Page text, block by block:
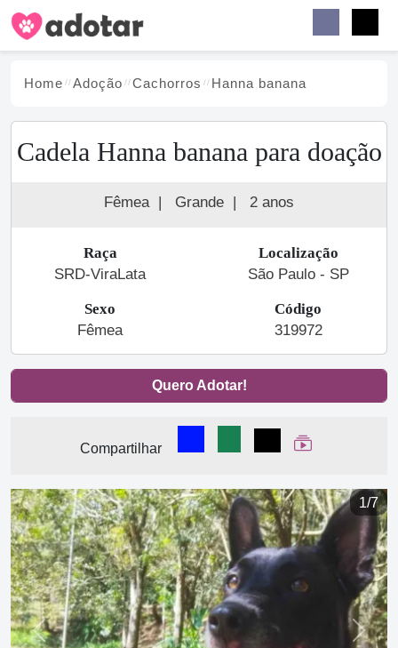
Home Adoção Cachorros Hanna banana
Cadela Hanna banana para doação
Fêmea | Grande | 2 anos
Raça
SRD-ViraLata
Localização
São Paulo - SP
Sexo
Fêmea
Código
319972
Quero Adotar!
Compartilhar
Compartilhar no Facebook
Compartilhar no
Compartilhar
Ver Web Story
1/7
Previous Next